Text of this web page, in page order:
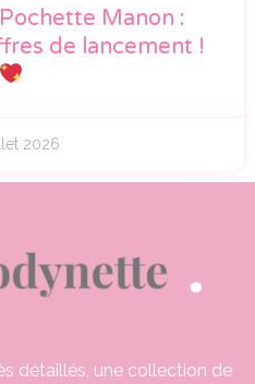
Manon :
de lancement !
2026
détaillés, une collection de